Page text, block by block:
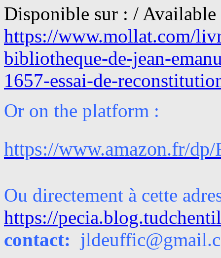
Disponible sur : / Available
https://www.mollat.com/
bibliotheque-de-jean-
1657-essai-de-
Or on the platform :
https://www.amazon.fr/
Ou directement à cette
https://
contact: